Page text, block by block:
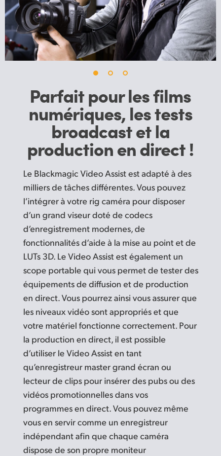
Parfait pour les films
numériques, les tests
broadcastet la
production en direct !
Le Blackmagic Video Assist est adapté à des
milliers de tâches différentes. Vous pouvez
l’intégrer à votre rig caméra pour disposer
d’un grand viseur doté de codecs
d’enregistrement modernes, de
fonctionnalités d’aide à la mise au point et de
LUTs 3D. Le Video Assist est également un
scope portable qui vous permet de tester des
équipements de diffusion et de production
en direct. Vous pourrez ainsi vous assurer que
les niveaux vidéo sont appropriés et que
votre matériel fonctionne correctement. Pour
la production en direct, il est possible
d’utiliser le Video Assist en tant
qu’enregistreur master grand écran ou
lecteur de clips pour insérer des pubs ou des
vidéos promotionnelles dans vos
programmes en direct. Vous pouvez même
vous en servir comme un enregistreur
indépendant afin que chaque caméra
dispose de son propre moniteur